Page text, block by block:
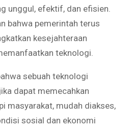
unggul, efektif, dan efisien.
bahwa pemerintah terus
kesejahteraan
teknologi.
sebuah teknologi
dapat memecahkan
masyarakat, mudah diakses,
sosial dan ekonomi